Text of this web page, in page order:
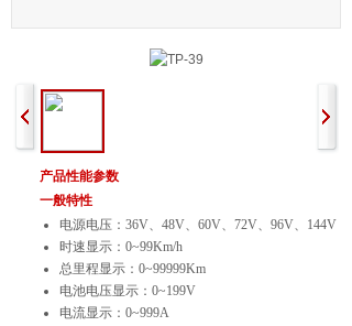
产品性能参数
一般特性
电源电压：36V、48V、60V、72V、96V、
时速显示：0~99Km/h
总里程显示：
电池电压显示：0~199V
电流显示：0~999A